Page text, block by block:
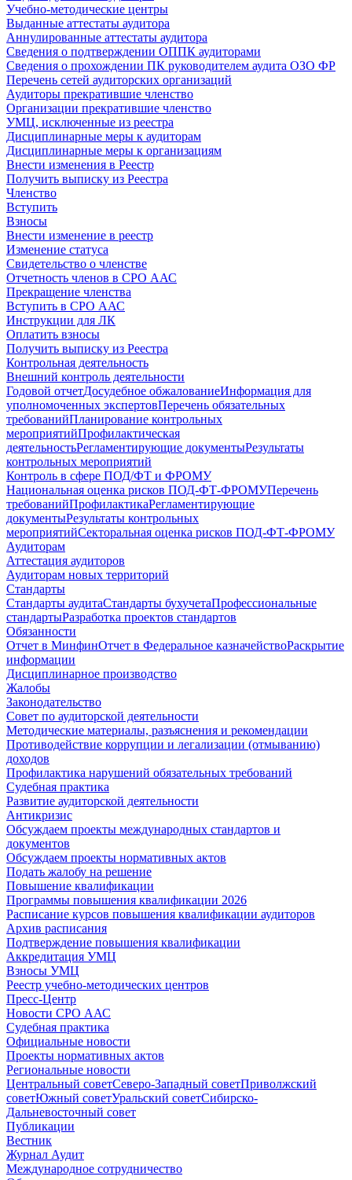
Учебно-методические центры
Выданные аттестаты аудитора
Аннулированные аттестаты аудитора
Сведения о подтверждении ОППК аудиторами
Сведения о прохождении ПК руководителем аудита ОЗО ФР
Перечень сетей аудиторских организаций
Аудиторы прекратившие членство
Организации прекратившие членство
УМЦ, исключенные из реестра
Дисциплинарные меры к аудиторам
Дисциплинарные меры к организациям
Внести изменения в Реестр
Получить выписку из Реестра
Членство
Вступить
Взносы
Внести изменение в реестр
Изменение статуса
Свидетельство о членстве
Отчетность членов в СРО ААС
Прекращение членства
Вступить в СРО ААС
Инструкции для ЛК
Оплатить взносы
Получить выписку из Реестра
Контрольная деятельность
Внешний контроль деятельности
Годовой отчетДосудебное обжалованиеИнформация для
уполномоченных экспертовПеречень обязательных
требованийПланирование контрольных
мероприятийПрофилактическая
деятельностьРегламентирующие документыРезультаты
контрольных мероприятий
Контроль в сфере ПОД/ФТ и ФРОМУ
Национальная оценка рисков ПОД-ФТ-ФРОМУПеречень
требованийПрофилактикаРегламентирующие
документыРезультаты контрольных
мероприятийСекторальная оценка рисков ПОД-ФТ-ФРОМУ
Аудиторам
Аттестация аудиторов
Аудиторам новых территорий
Стандарты
Стандарты аудитаСтандарты бухучетаПрофессиональные
стандартыРазработка проектов стандартов
Обязанности
Отчет в МинфинОтчет в Федеральное казначействоРаскрытие
информации
Дисциплинарное производство
Жалобы
Законодательство
Совет по аудиторской деятельности
Методические материалы, разъяснения и рекомендации
Противодействие коррупции и легализации (отмыванию)
доходов
Профилактика нарушений обязательных требований
Судебная практика
Развитие аудиторской деятельности
Антикризис
Обсуждаем проекты международных стандартов и
документов
Обсуждаем проекты нормативных актов
Подать жалобу на решение
Повышение квалификации
Программы повышения квалификации 2026
Расписание курсов повышения квалификации аудиторов
Архив расписания
Подтверждение повышения квалификации
Аккредитация УМЦ
Взносы УМЦ
Реестр учебно-методических центров
Пресс-Центр
Новости СРО ААС
Судебная практика
Официальные новости
Проекты нормативных актов
Региональные новости
Центральный советСеверо-Западный советПриволжский
советЮжный советУральский советСибирско-
Дальневосточный совет
Публикации
Вестник
Журнал Аудит
Международное сотрудничество